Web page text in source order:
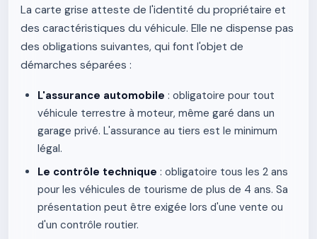
La carte grise atteste de l'identité du propriétaire et
des caractéristiques du véhicule. Elle ne dispense pas
des obligations suivantes, qui font l'objet de
démarches séparées :
L'assurance automobile : obligatoire pour tout
véhicule terrestre à moteur, même garé dans un
garage privé. L'assurance au tiers est le minimum
légal.
Le contrôle technique : obligatoire tous les 2 ans
pour les véhicules de tourisme de plus de 4 ans. Sa
présentation peut être exigée lors d'une vente ou
d'un contrôle routier.